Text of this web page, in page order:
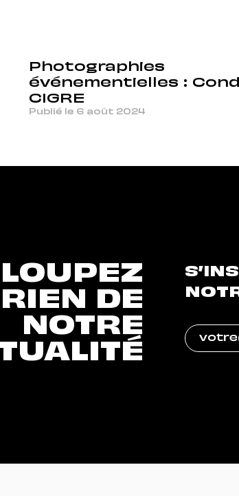
Photographies
événementielles :
CIGRE
Publié le 6 août 2024
RIEN DE
NOTRE